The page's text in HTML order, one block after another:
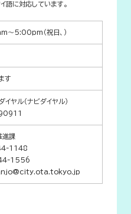
語に対応しています。
5:00pm（祝日、）
す
ヤル（ナビダイヤル）
進課
1148
1556